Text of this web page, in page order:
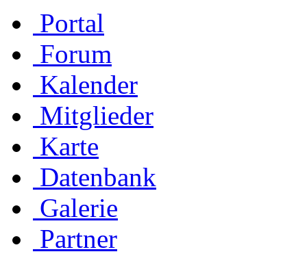
Portal
Forum
Kalender
Mitglieder
Karte
Datenbank
Galerie
Partner